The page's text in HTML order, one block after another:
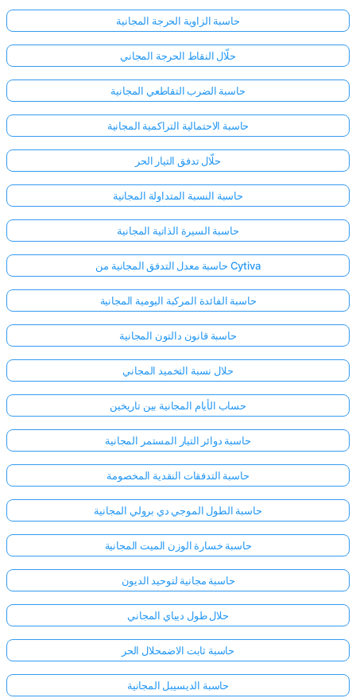
حاسبة الزاوية الحرجة المجانية
حلّال النقاط الحرجة المجاني
حاسبة الضرب التقاطعي المجانية
حاسبة الاحتمالية التراكمية المجانية
حلّال تدفق التيار الحر
حاسبة النسبة المتداولة المجانية
حاسبة السيرة الذاتية المجانية
حاسبة معدل التدفق المجانية من Cytiva
حاسبة الفائدة المركبة اليومية المجانية
حاسبة قانون دالتون المجانية
حلال نسبة التخميد المجاني
حساب الأيام المجانية بين تاريخين
حاسبة دوائر التيار المستمر المجانية
حاسبة التدفقات النقدية المخصومة
حاسبة الطول الموجي دي برولي المجانية
حاسبة خسارة الوزن الميت المجانية
حاسبة مجانية لتوحيد الديون
حلال طول ديباي المجاني
حاسبة ثابت الاضمحلال الحر
حاسبة الديسيبل المجانية